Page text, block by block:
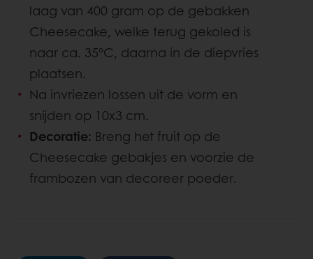
laag van 400 gram op de gebakken
Cheesecake, welke terug gekoled is
naar ca. 35°C, daarna in de diepvries
plaatsen.
Na invriezen lossen uit de vorm en
snijden op 10x3 cm.
Decoratie: Breng het fruit op de
Cheesecake gebakjes en voorzie de
frambozen van decoreer poeder.